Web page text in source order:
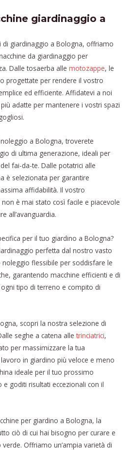
giardinaggio a
di giardinaggio a Bologna, offriamo
da giardinaggio per
Dalle tosaerba alle motozappe, le
progettate per rendere il vostro
ed efficiente. Affidatevi a noi
adatte per mantenere i vostri spazi
a Bologna, troverete
di ultima generazione, ideali per
fai-da-te. Dalle potatrici alle
è selezionata per garantire
affidabilità. Il vostro
è mai stato così facile e piacevole
all’avanguardia.
per il tuo giardino a Bologna?
perfetta dal nostro vasto
flessibile per soddisfare le
garantendo macchine efficienti e di
tipo di terreno e compito di
scopri la nostra selezione di
seghe a catena alletrinciatrici,
per massimizzare la tua
in giardino più veloce e meno
ideale per il tuo prossimo
goditi risultati eccezionali con il
per giardino a Bologna, la
ciò di cui hai bisogno per curare e
Offriamo un’ampia varietà di